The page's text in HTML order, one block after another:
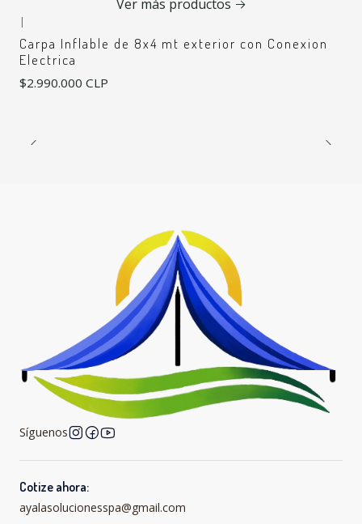
Ver más productos
|
Carpa Inflable de 8x4 mt exterior con Conexion
Electrica
$2.990.000 CLP
Síguenos
Cotize ahora:
ayalasolucionesspa@gmail.com